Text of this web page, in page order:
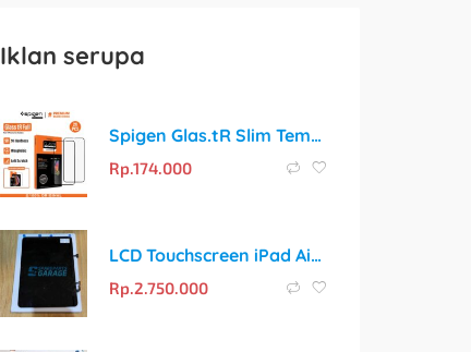
Iklan serupa
Spigen Glas.tR Slim Tempered Glass Full Cover untuk iPhone 11 / Pro / Max / Xs Max / Xs / XR / X
Rp.174.000
LCD Touchscreen iPad Air 4 A2324 / A2072 / A2325 / A2316 Original
Rp. 2.750.000